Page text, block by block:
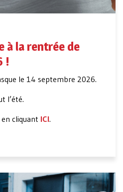
à la rentrée de
!
le 14 septembre 2026.
l’été.
cliquant ICI.